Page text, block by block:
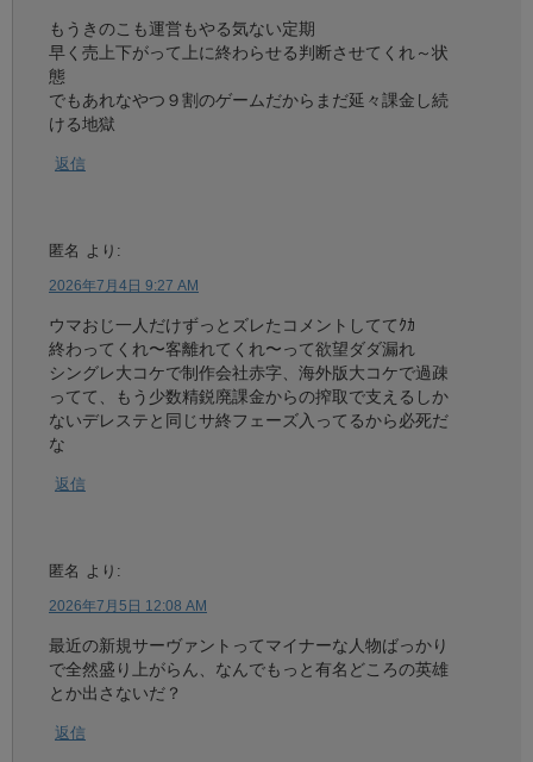
もうきのこも運営もやる気ない定期
早く売上下がって上に終わらせる判断させてくれ～状
態
でもあれなやつ９割のゲームだからまだ延々課金し続
ける地獄
返信
匿名 より:
2026年7月4日 9:27 AM
ウマおじ一人だけずっとズレたコメントしててｸｶ
終わってくれ〜客離れてくれ〜って欲望ダダ漏れ
シングレ大コケで制作会社赤字、海外版大コケで過疎
ってて、もう少数精鋭廃課金からの搾取で支えるしか
ないデレステと同じサ終フェーズ入ってるから必死だ
な
返信
匿名 より:
2026年7月5日 12:08 AM
最近の新規サーヴァントってマイナーな人物ばっかり
で全然盛り上がらん、なんでもっと有名どころの英雄
とか出さないだ？
返信